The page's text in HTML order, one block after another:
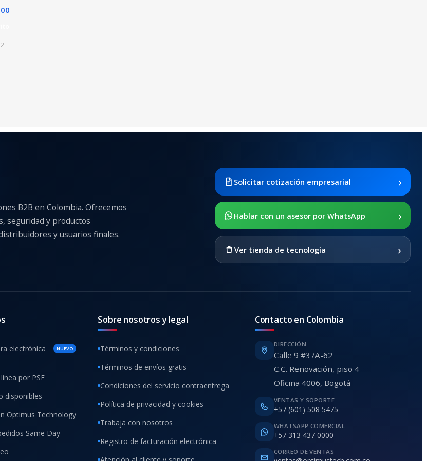
B2B en Colombia. Ofrecemos
seguridad y productos
y usuarios finales.
Solicitar cotización empresarial ›
Hablar con un asesor por WhatsApp ›
Ver tienda de tecnología ›
electrónica
NUEVO
por PSE
disponibles
Optimus Technology
Same Day
Sobre nosotros y legal
Términos y condiciones
Términos de envíos gratis
Condiciones del servicio contraentrega
Política de privacidad y cookies
Trabaja con nosotros
Registro de facturación electrónica
Contacto en Colombia
DIRECCIÓN
Calle 9 #37A-62
C.C. Renovación, piso 4
Oficina 4006, Bogotá
VENTAS Y SOPORTE
+57 (601) 508 5475
WHATSAPP COMERCIAL
+57 313 437 0000
CORREO DE VENTAS